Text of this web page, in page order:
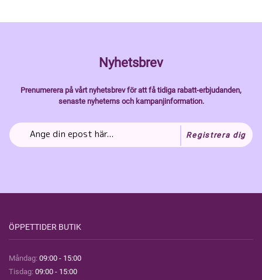
Nyhetsbrev
Prenumerera på vårt nyhetsbrev för att få tidiga rabatt-erbjudanden,
senaste nyheterns och kampanjinformation.
Registrera dig
ÖPPETTIDER BUTIK
Måndag: 09:00 - 15:00
Tisdag: 09:00 - 15:00